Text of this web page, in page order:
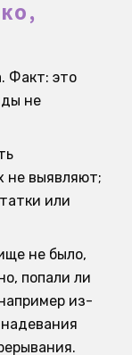
Факт: это
не
не выявляют;
или
не было,
попали ли
из-